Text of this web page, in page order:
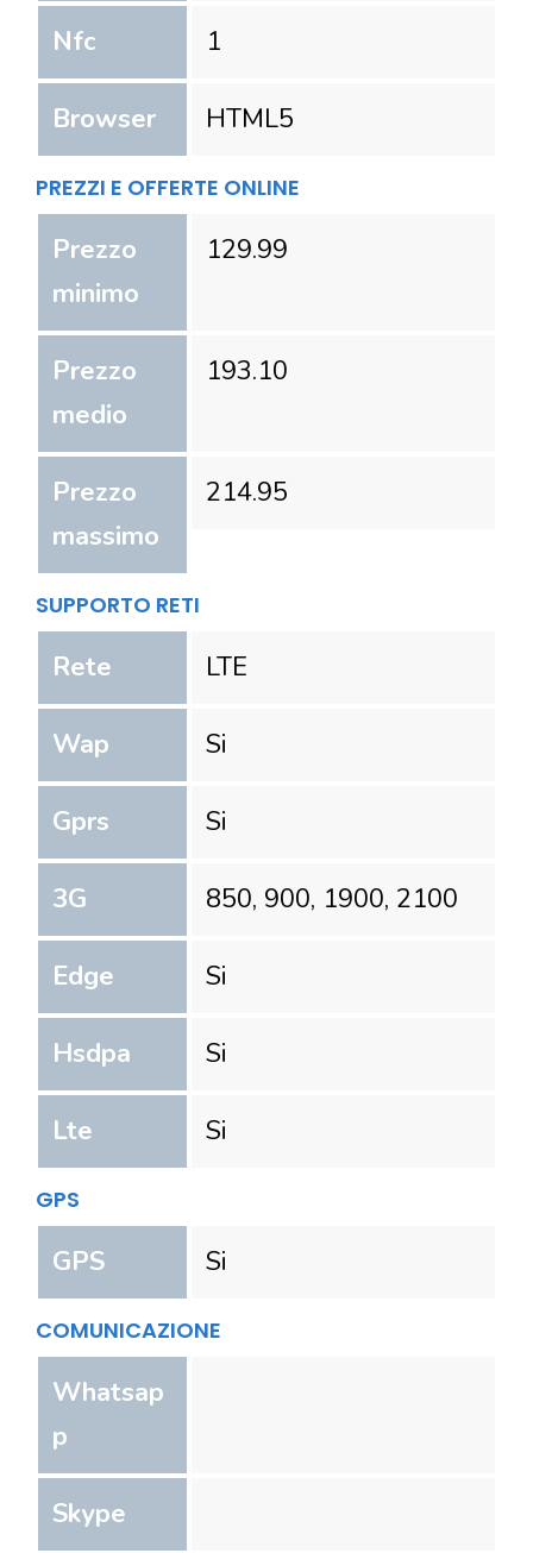
Nfc 1
Browser HTML5
PREZZI E OFFERTE ONLINE
Prezzo
minimo
129.99
Prezzo
medio
193.10
Prezzo
massimo
214.95
SUPPORTO RETI
Rete LTE
Wap Si
Gprs Si
3G 850, 900, 1900, 2100
Edge Si
Hsdpa Si
Lte Si
GPS
GPS Si
COMUNICAZIONE
Whatsap
p
Skype